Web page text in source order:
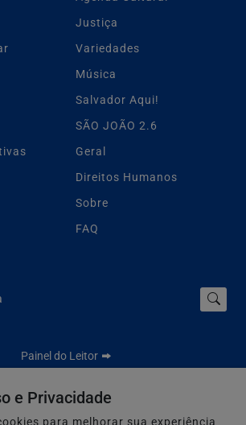
Justiça
Variedades
Música
Salvador Aqui!
SÃO JOÃO 2.6
Geral
Direitos Humanos
Sobre
FAQ
Painel do Leitor
e Privacidade
para melhorar sua experiência